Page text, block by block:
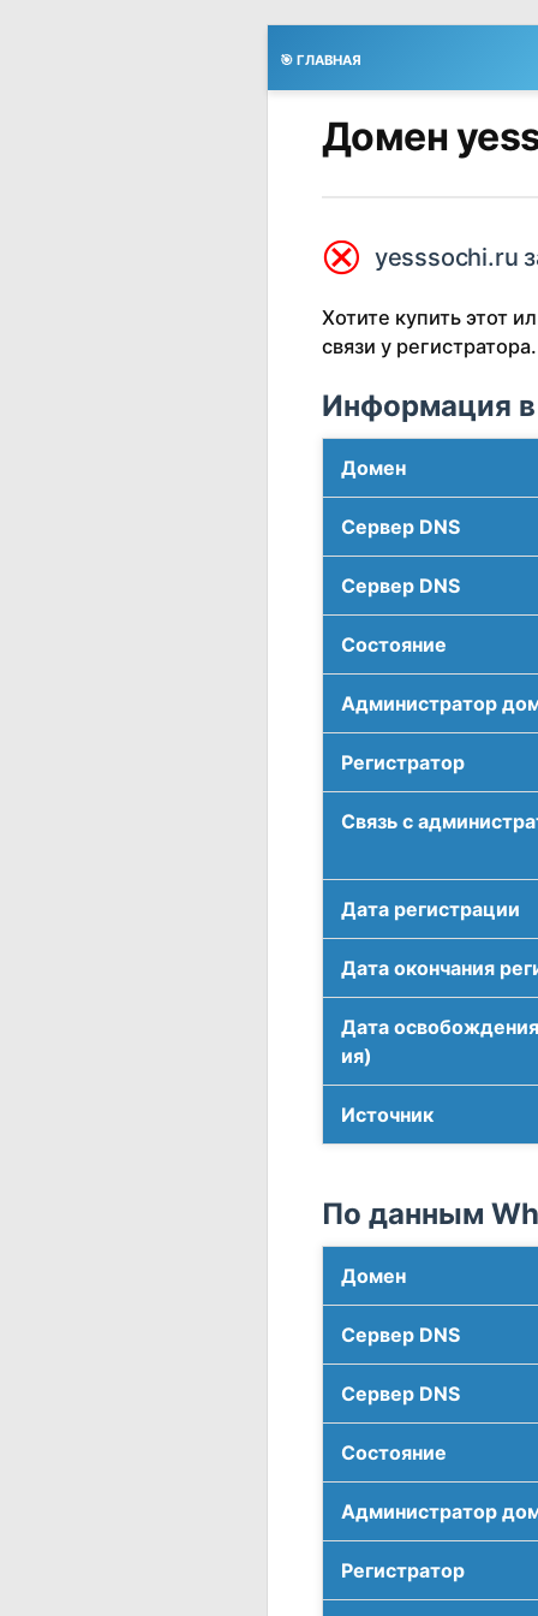
🎯 ГЛАВНАЯ
Домен
⮿ yesssochi.ru
Хотите купить этот
связи у регистратора.
Информация в
Домен
Сервер DNS
Сервер DNS
Соcтояние
Администратор
Регистратор
Связь с
Дата регистрации
Дата окончания
Дата
ия)
Источник
По данным
Домен
Сервер DNS
Сервер DNS
Соcтояние
Администратор
Регистратор